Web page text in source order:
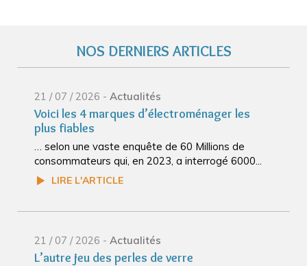
NOS DERNIERS ARTICLES
21 / 07 / 2026 - Actualités
Voici les 4 marques d’électroménager les
plus fiables
… selon une vaste enquête de 60 Millions de
consommateurs qui, en 2023, a interrogé 6000...
LIRE L'ARTICLE
21 / 07 / 2026 - Actualités
L’autre jeu des perles de verre